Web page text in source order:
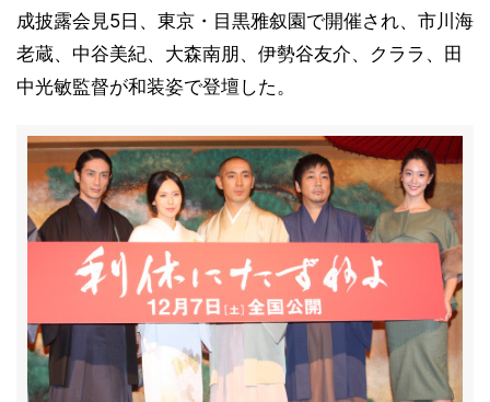
成披露会見5日、東京・目黒雅叙園で開催され、市川海
老蔵、中谷美紀、大森南朋、伊勢谷友介、クララ、田
中光敏監督が和装姿で登壇した。